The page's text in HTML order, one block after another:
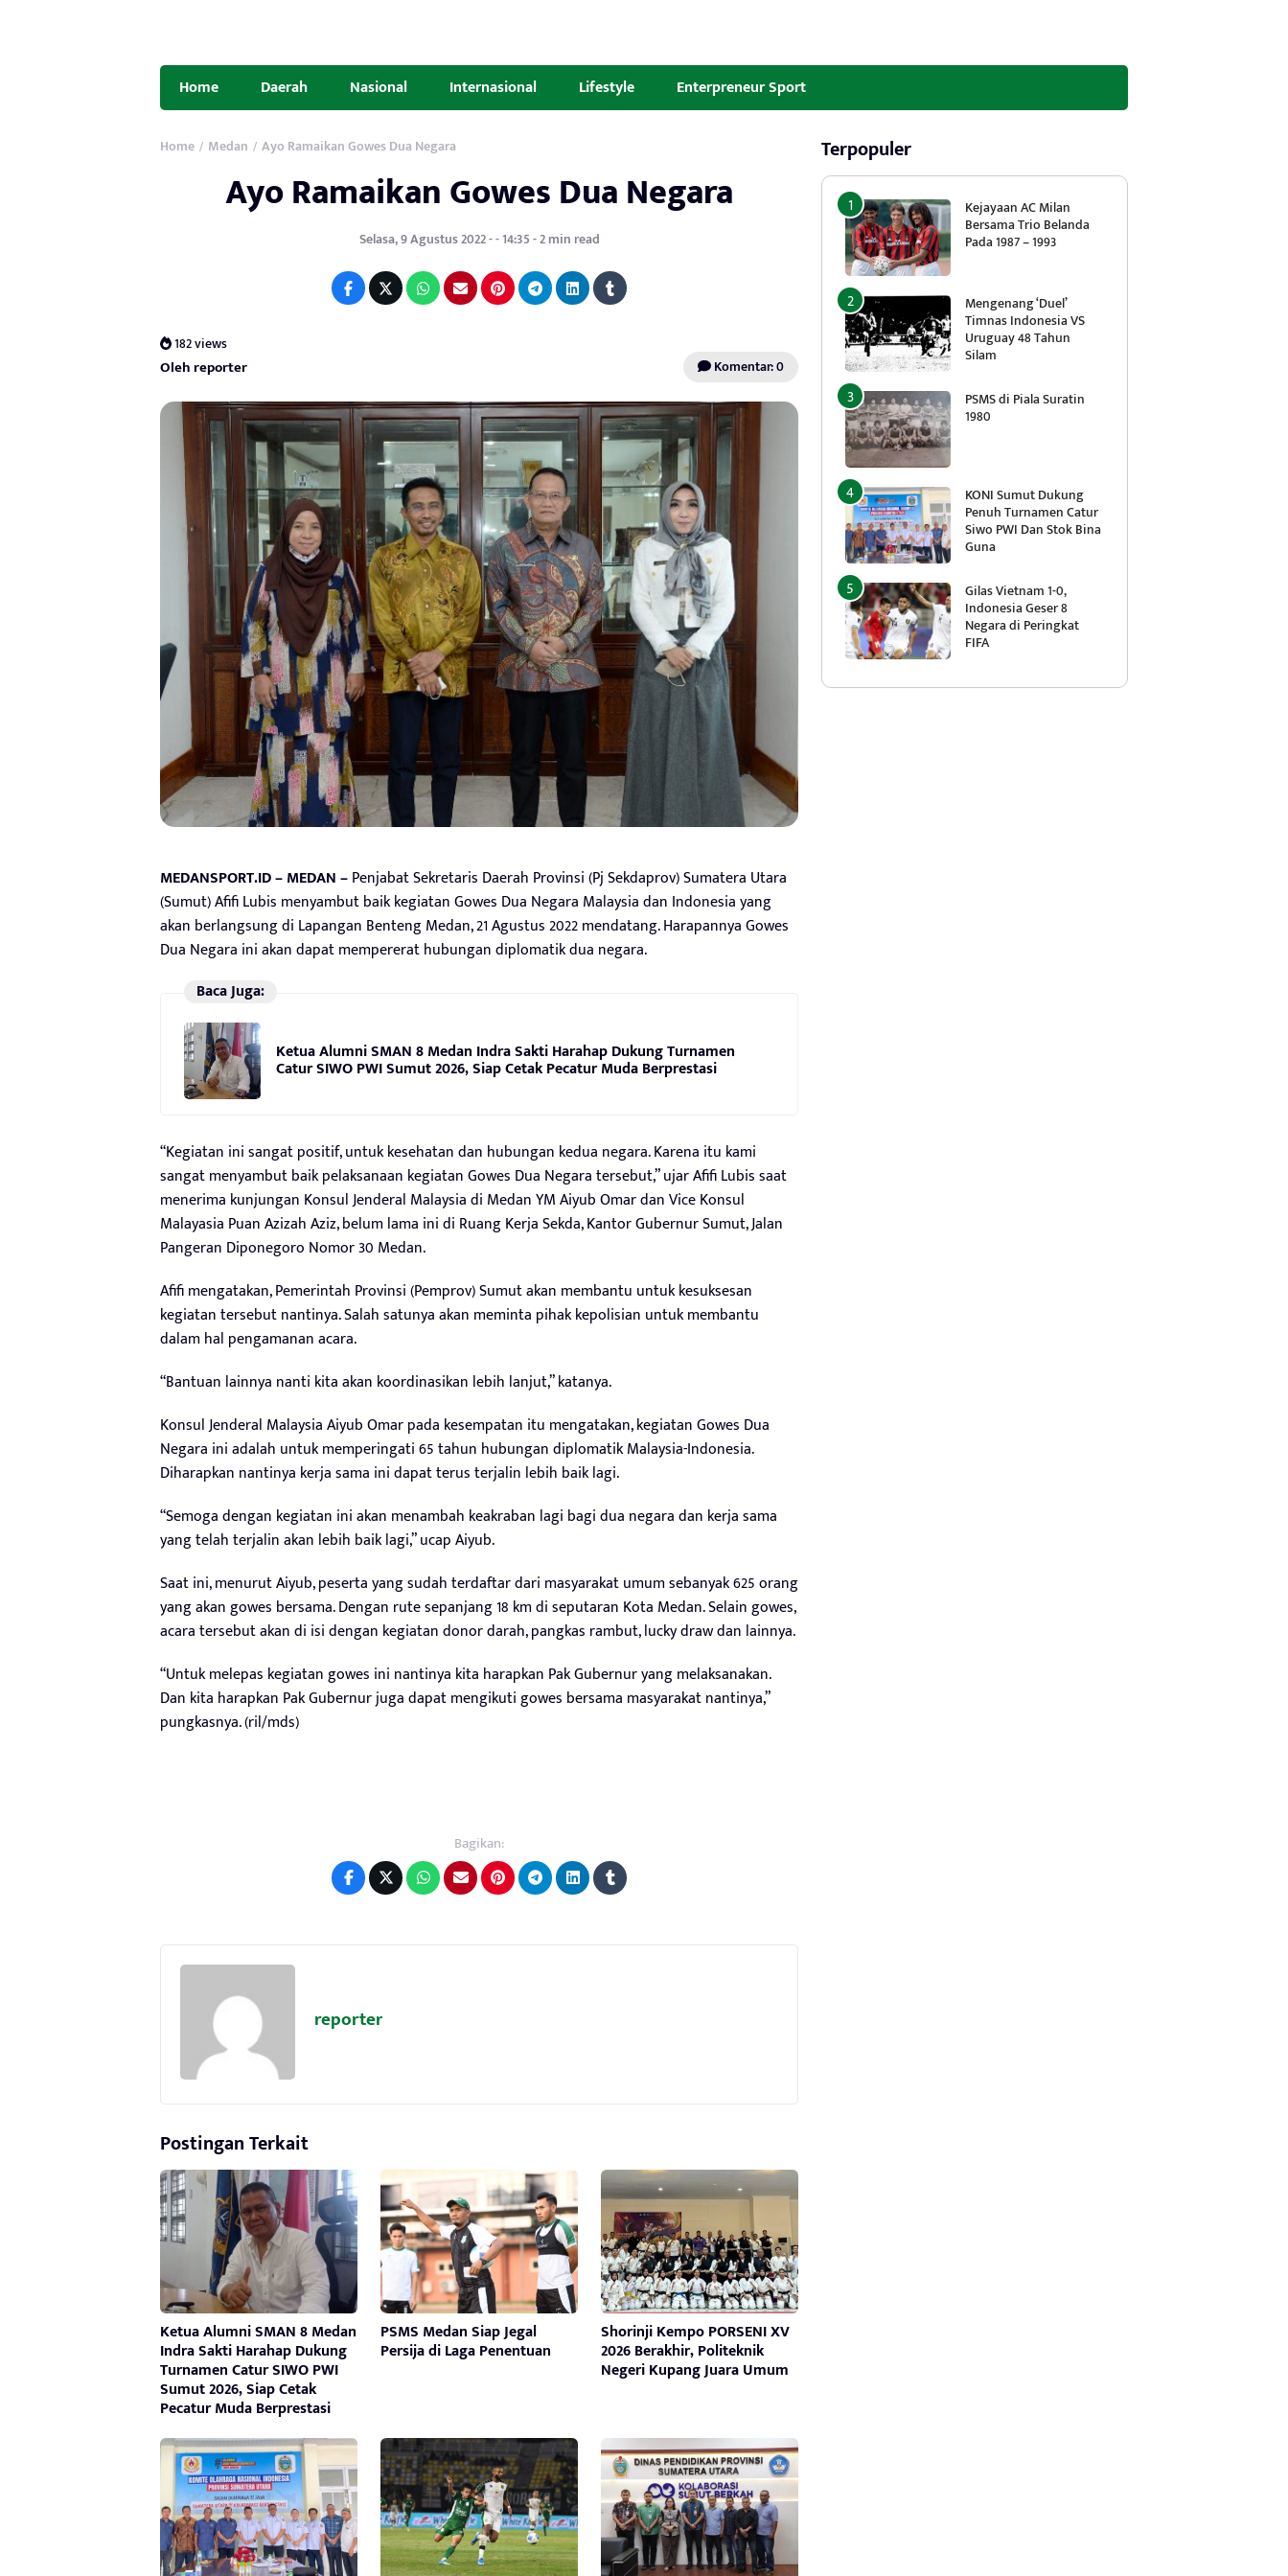
Home Daerah Nasional Internasional Lifestyle Enterpreneur Sport
Home / Medan / Ayo Ramaikan Gowes Dua Negara
Ayo Ramaikan Gowes Dua Negara
Selasa, 9 Agustus 2022 - - 14:35 - 2 min read
182 views
Oleh reporter Komentar: 0
MEDANSPORT.ID – MEDAN –Penjabat Sekretaris Daerah Provinsi (Pj Sekdaprov) Sumatera Utara
(Sumut) Afifi Lubis menyambut baik kegiatan Gowes Dua Negara Malaysia dan Indonesia yang
akan berlangsung di Lapangan Benteng Medan, 21 Agustus 2022 mendatang. Harapannya Gowes
Dua Negara ini akan dapat mempererat hubungan diplomatik dua negara.
Baca Juga:
Ketua Alumni SMAN 8 Medan Indra Sakti Harahap Dukung Turnamen
Catur SIWO PWI Sumut 2026, Siap Cetak Pecatur Muda Berprestasi
“Kegiatan ini sangat positif, untuk kesehatan dan hubungan kedua negara. Karena itu kami
sangat menyambut baik pelaksanaan kegiatan Gowes Dua Negara tersebut,” ujar Afifi Lubis saat
menerima kunjungan Konsul Jenderal Malaysia di Medan YM Aiyub Omar dan Vice Konsul
Malayasia Puan Azizah Aziz, belum lama ini di Ruang Kerja Sekda, Kantor Gubernur Sumut, Jalan
Pangeran Diponegoro Nomor 30 Medan.
Afifi mengatakan, Pemerintah Provinsi (Pemprov) Sumut akan membantu untuk kesuksesan
kegiatan tersebut nantinya. Salah satunya akan meminta pihak kepolisian untuk membantu
dalam hal pengamanan acara.
“Bantuan lainnya nanti kita akan koordinasikan lebih lanjut,” katanya.
Konsul Jenderal Malaysia Aiyub Omar pada kesempatan itu mengatakan, kegiatan Gowes Dua
Negara ini adalah untuk memperingati 65 tahun hubungan diplomatik Malaysia-Indonesia.
Diharapkan nantinya kerja sama ini dapat terus terjalin lebih baik lagi.
“Semoga dengan kegiatan ini akan menambah keakraban lagi bagi dua negara dan kerja sama
yang telah terjalin akan lebih baik lagi,” ucap Aiyub.
Saat ini, menurut Aiyub, peserta yang sudah terdaftar dari masyarakat umum sebanyak 625 orang
yang akan gowes bersama. Dengan rute sepanjang 18 km di seputaran Kota Medan. Selain gowes,
acara tersebut akan di isi dengan kegiatan donor darah, pangkas rambut, lucky draw dan lainnya.
“Untuk melepas kegiatan gowes ini nantinya kita harapkan Pak Gubernur yang melaksanakan.
Dan kita harapkan Pak Gubernur juga dapat mengikuti gowes bersama masyarakat nantinya,”
pungkasnya. (ril/mds)
Bagikan:
reporter
Postingan Terkait
Ketua Alumni SMAN 8 Medan
Indra Sakti Harahap Dukung
Turnamen Catur SIWO PWI
Sumut 2026, Siap Cetak
Pecatur Muda Berprestasi
PSMS Medan Siap Jegal
Persija di Laga Penentuan
Shorinji Kempo PORSENI XV
2026 Berakhir, Politeknik
Negeri Kupang Juara Umum
Terpopuler
Kejayaan AC Milan
Bersama Trio Belanda
Pada 1987 – 1993
Mengenang ‘Duel’
Timnas Indonesia VS
Uruguay 48 Tahun
Silam
PSMS di Piala Suratin
1980
KONI Sumut Dukung
Penuh Turnamen Catur
Siwo PWI Dan Stok Bina
Guna
Gilas Vietnam 1-0,
Indonesia Geser 8
Negara di Peringkat
FIFA